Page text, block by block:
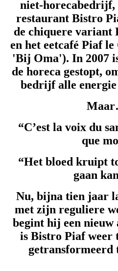
niet-horecabedrijf,
restaurant Bistro
de chiquere variant
en het eetcafé Piaf
'Bij Oma'). In 2007
de horeca gestopt,
bedrijf alle
“C’est la voix du
que
“Het bloed kruipt
gaan
Nu, bijna tien jaar
met zijn reguliere
begint hij een nieuw
is Bistro Piaf weer
getransformeerd